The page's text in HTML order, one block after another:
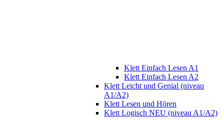
Klett Einfach Lesen A1
Klett Einfach Lesen A2
Klett Leicht und Genial (niveau
A1/A2)
Klett Lesen und Hören
Klett Logisch NEU (niveau A1/A2)